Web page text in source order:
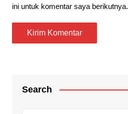
ini untuk komentar saya berikutnya.
Search